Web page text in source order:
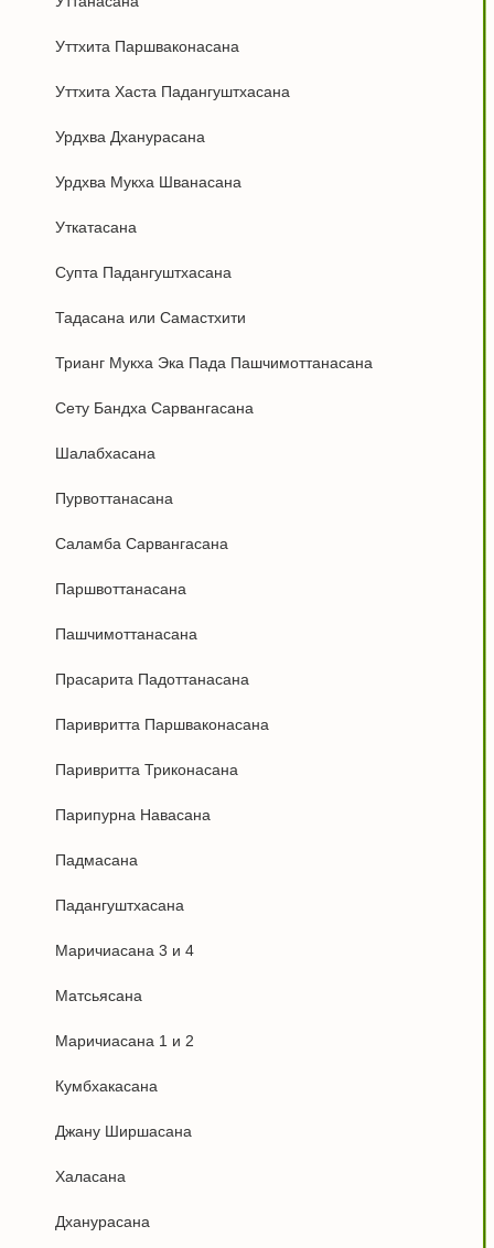
Уттхита Паршваконасана
Уттхита Хаста Падангуштхасана
Урдхва Дханурасана
Урдхва Мукха Шванасана
Уткатасана
Супта Падангуштхасана
Тадасана или Самастхити
Трианг Мукха Эка Пада Пашчимоттанасана
Сету Бандха Сарвангасана
Шалабхасана
Пурвоттанасана
Саламба Сарвангасана
Паршвоттанасана
Пашчимоттанасана
Прасарита Падоттанасана
Паривритта Паршваконасана
Паривритта Триконасана
Парипурна Навасана
Падмасана
Падангуштхасана
Маричиасана 3 и 4
Матсьясана
Маричиасана 1 и 2
Кумбхакасана
Джану Ширшасана
Халасана
Дханурасана